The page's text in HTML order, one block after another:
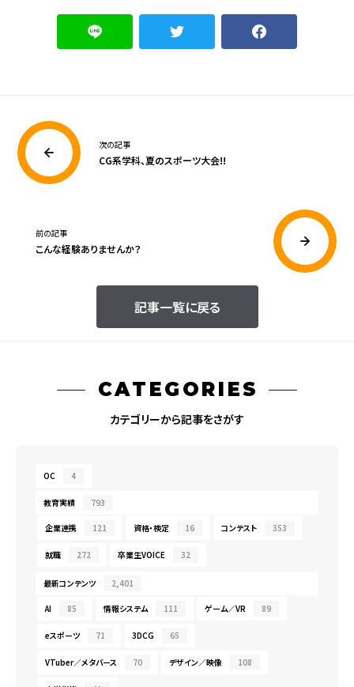
次の記事
CG系学科、夏のスポーツ大会!!
記事一覧に戻る
前の記事
こんな経験ありませんか？
CATEGORIES
カテゴリーから記事をさがす
OC 4
教育実績 793
企業連携 121 資格・検定 16 コンテスト 353
就職 272 卒業生VOICE 32
最新コンテンツ 2,401
AI 85 情報システム 111 ゲーム／VR 89
eスポーツ 71 3DCG 65
VTuber／メタバース 70 デザイン／映像 108